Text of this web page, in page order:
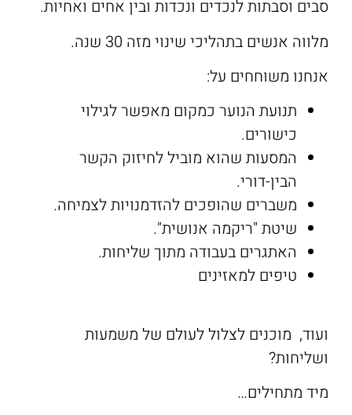
סבים וסבתות לנכדים ונכדות ובין אחים ואחיות.
מלווה אנשים בתהליכי שינוי מזה 30 שנה.
אנחנו משוחחים על:
תנועת הנוער כמקום מאפשר לגילוי
כישורים.
המסעות שהוא מוביל לחיזוק הקשר
הבין-דורי.
משברים שהופכים להזדמנויות לצמיחה.
שיטת "ריקמה אנושית".
האתגרים בעבודה מתוך שליחות.
טיפים למאזינים
ועוד, מוכנים לצלול לעולם של משמעות
ושליחות?
מיד מתחילים…